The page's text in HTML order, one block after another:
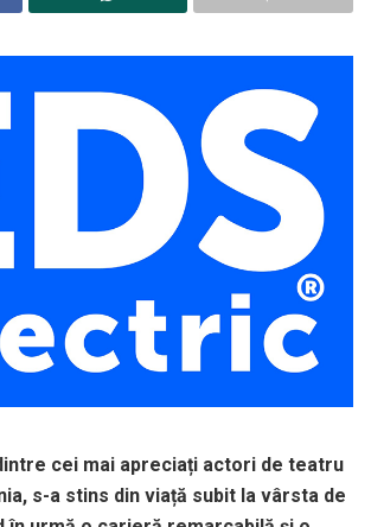
cei mai apreciați actori de teatru
s-a stins din viață subit la vârsta de